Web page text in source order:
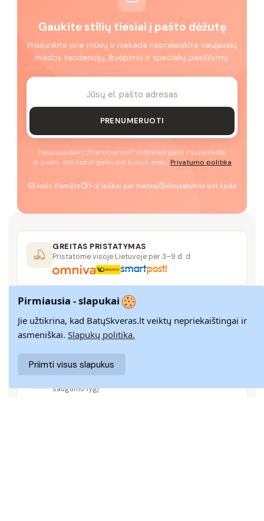
Gaukite stilių tiesiai į pašto dėžutę
Prisijunkite prie mūsų ir niekada nepraleiskite naujausių
mados tendencijų, įkvėpimo ir specialių pasiūlymų.
PRENUMERUOTI
Paspausdami „Prenumeruoti" sutinkate gauti naujienlaiškį
el. paštu. Atsisakyti galite bet kuriuo metu. Privatumo politika
Jokio šlamšto 1–2 laiškai per mėnesį Atsisakykite bet kada
GREITAS PRISTATYMAS
Pristatome visoje Lietuvoje per 3–9 d. d.
14 DIENŲ GRĄŽINIMAS
Paprastas grąžinimas paštomatais su pinigų
grąžinimo garantija
SAUGUS MOKĖJIMAS
SSL šifravimas užtikrina aukščiausią jūsų duomenų
saugumo lygį
Pirmiausia - slapukai
Jie užtikrina, kad BatųSkveras.lt veiktų nepriekaištingai ir
asmeniškai. Slapukų politika.
Priimti visus slapukus